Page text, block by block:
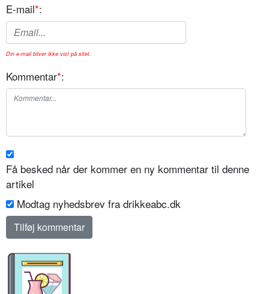
E-mail*:
Din e-mail bliver ikke vist på sitet.
Kommentar*:
Få besked når der kommer en ny kommentar til denne
artikel
Modtag nyhedsbrev fra drikkeabc.dk